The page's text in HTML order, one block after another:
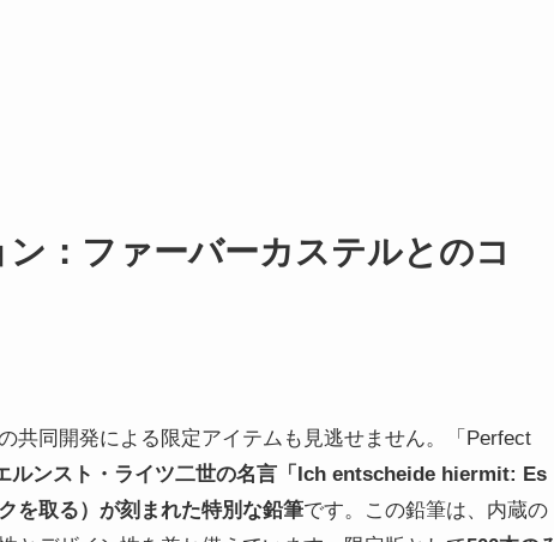
ン ： ファーバーカステルとのコ
共同開発による限定アイテムも見逃せません。「Perfect
ルンスト・ライツ二世の名言「Ich entscheide hiermit: Es
を取る）が刻まれた特別な鉛筆です。この鉛筆は、内蔵の